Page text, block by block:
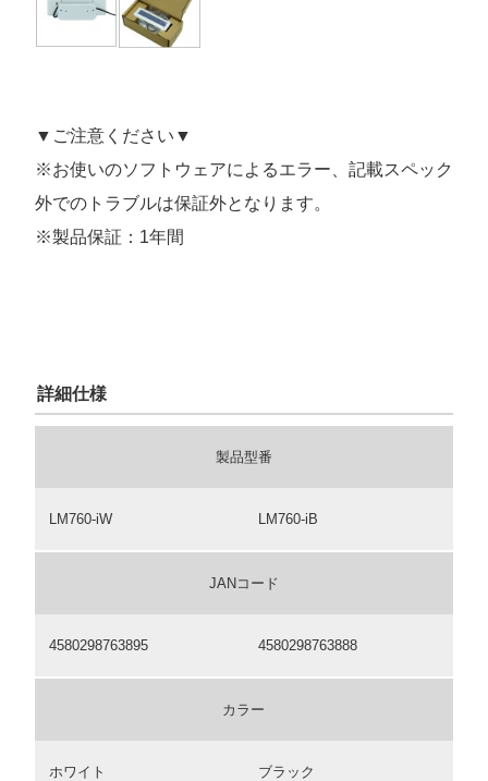
▼ご注意ください▼
※お使いのソフトウェアによるエラー、記載スペック
外でのトラブルは保証外となります。
※製品保証：1年間
詳細仕様
製品型番
LM760-iW LM760-iB
JANコード
4580298763895 4580298763888
カラー
ホワイト ブラック